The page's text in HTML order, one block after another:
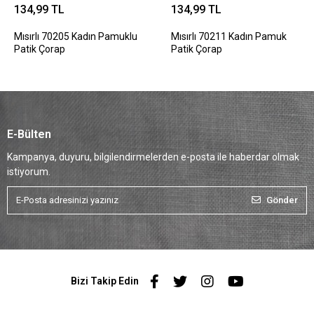
134,99 TL
Mısırlı 70205 Kadın Pamuklu
Patik Çorap
134,99 TL
Mısırlı 70211 Kadın Pamuk
Patik Çorap
E-Bülten
Kampanya, duyuru, bilgilendirmelerden e-posta ile haberdar olmak
istiyorum.
Gönder
Bizi Takip Edin